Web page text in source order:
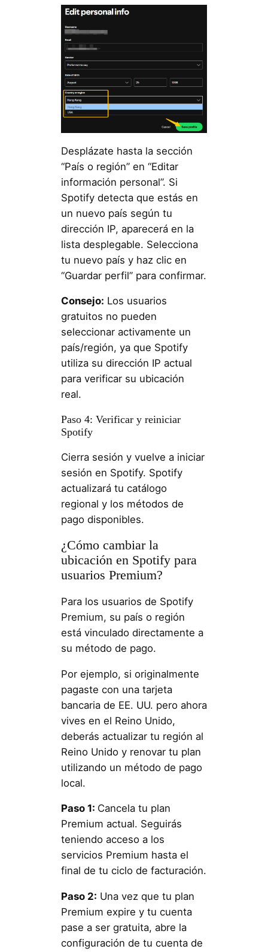
Desplázate hasta la sección
“País o región” en “Editar
información personal”. Si
Spotify detecta que estás en
un nuevo país según tu
dirección IP, aparecerá en la
lista desplegable. Selecciona
tu nuevo país y haz clic en
“Guardar perfil” para confirmar.
Consejo: Los usuarios
gratuitos no pueden
seleccionar activamente un
país/región, ya que Spotify
utiliza su dirección IP actual
para verificar su ubicación
real.
Paso 4: Verificar y reiniciar
Spotify
Cierra sesión y vuelve a iniciar
sesión en Spotify. Spotify
actualizará tu catálogo
regional y los métodos de
pago disponibles.
¿Cómo cambiar la
ubicación en Spotify para
usuarios Premium?
Para los usuarios de Spotify
Premium, su país o región
está vinculado directamente a
su método de pago.
Por ejemplo, si originalmente
pagaste con una tarjeta
bancaria de EE. UU. pero ahora
vives en el Reino Unido,
deberás actualizar tu región al
Reino Unido y renovar tu plan
utilizando un método de pago
local.
Paso 1: Cancela tu plan
Premium actual. Seguirás
teniendo acceso a los
servicios Premium hasta el
final de tu ciclo de facturación.
Paso 2: Una vez que tu plan
Premium expire y tu cuenta
pase a ser gratuita, abre la
configuración de tu cuenta de